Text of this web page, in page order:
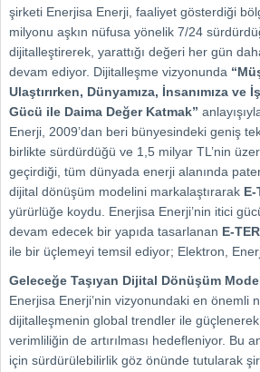
şirketi Enerjisa Enerji, faaliyet gösterdiği
milyonu aşkın nüfusa yönelik 7/24
dijitalleştirerek, yarattığı değeri her gün
devam ediyor. Dijitalleşme vizyonunda
Ulaştırırken, Dünyamıza, İnsanımıza
Gücü ile Daima Değer Katmak”
Enerji, 2009’dan beri bünyesindeki geniş
birlikte sürdürdüğü ve 1,5 milyar TL’nin
geçirdiği, tüm dünyada enerji alanında
dijital dönüşüm modelini markalaştırarak E-
yürürlüğe koydu. Enerjisa Enerji’nin itici
devam edecek bir yapıda tasarlanan E-
ile bir üçlemeyi temsil ediyor; Elektron,
Geleceğe Taşıyan Dijital Dönüşüm
Enerjisa Enerji’nin vizyonundaki en önemli
dijitalleşmenin global trendler ile güçlenerek
verimliliğin de artırılması hedefleniyor. Bu
için sürdürülebilirlik göz önünde tutularak